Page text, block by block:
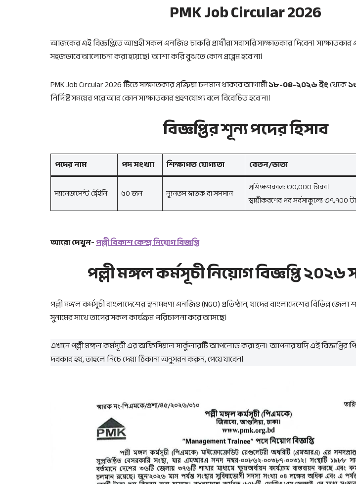
PMK Job Circular 2026
আজকের এই বিজ্ঞপ্তিতে আগ্রহী সকল এনজিও চাকরি প্রার্থীরা সরাসরি সাক্ষাতকার দিবেন।
সহজভাবে আলোচনা করা হয়েছে। আশা করি বুঝতে কোন প্রব্লেম হবে না।
PMK Job Circular 2026 টিতে সাক্ষাতকার প্রক্রিয়া চলমান থাকবে আগামী১৮-০৪-২০২৬ ইংথেকে
নির্দিষ্ট সময়ের পরে আর কোন সাক্ষাতকার গ্রহণযোগ্য বলে বিবেচিত হবে না।
বিজ্ঞপ্তির শূন্য পদের হিসাব
পদের নাম পদ সংখ্যা শিক্ষাগত যোগ্যতা বেতন/ভাতা
ম্যানেজমেন্ট ট্রেইনি ৫০ জন ন্যূনতম স্নাতক বা সমমান
প্রশিক্ষণকাল: ৩০,০০০ টাকা।
স্থায়ীকরণের পর সর্বসাকুল্যে ৩৭,৭০০
আরো দেখুন-পল্লী বিকাশ কেন্দ্র নিয়োগ বিজ্ঞপ্তি
পল্লী মঙ্গল কর্মসূচী নিয়োগ বিজ্ঞপ্তি ২০২৬
পল্লী মঙ্গল কর্মসূচী বাংলাদেশের স্বনামধণ্য এনজিও (NGO) প্রতিষ্ঠান, যাদের বাংলাদেশের বিভিন্ন
সুনামের সাথে তাদের সকল কার্যক্রম পরিচালনা করে আসছে।
এখানে পল্লী মঙ্গল কর্মসূচী এর অফিসিয়াল সার্কুলারটি আপলোড করা হল। আপনার যদি এই
দরকার হয়, তাহলে নিচে দেয়া ঠিকানা অনুসরন করুন, পেয়ে যাবেন।